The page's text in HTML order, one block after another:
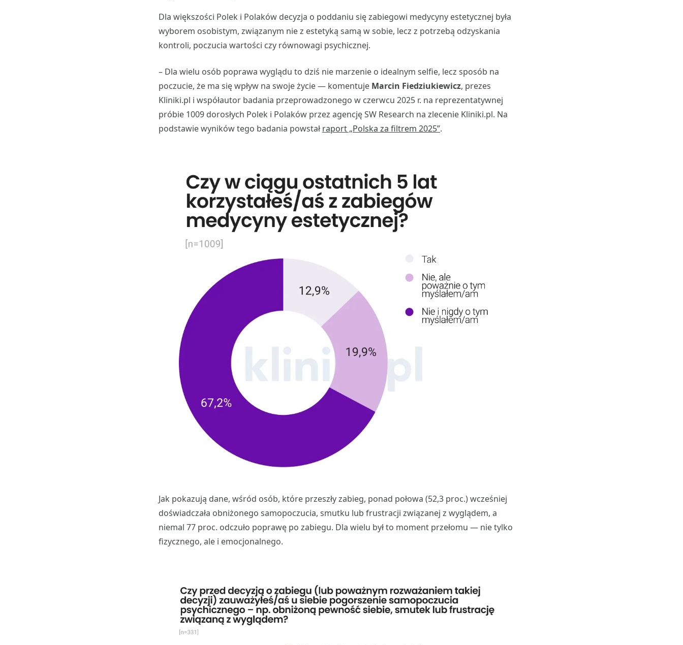
Dla większości Polek i Polaków decyzja o poddaniu się zabiegowi medycyny estetycznej była
wyborem osobistym, związanym nie z estetyką samą w sobie, lecz z potrzebą odzyskania
kontroli, poczucia wartości czy równowagi psychicznej.
– Dla wielu osób poprawa wyglądu to dziś nie marzenie o idealnym selfie, lecz sposób na
poczucie, że ma się wpływ na swoje życie — komentuje Marcin Fiedziukiewicz, prezes
Kliniki.pl i współautor badania przeprowadzonego w czerwcu 2025 r. na reprezentatywnej
próbie 1009 dorosłych Polek i Polaków przez agencję SW Research na zlecenie Kliniki.pl. Na
podstawie wyników tego badania powstał raport „Polska za filtrem 2025”.
Jak pokazują dane, wśród osób, które przeszły zabieg, ponad połowa (52,3 proc.) wcześniej
doświadczała obniżonego samopoczucia, smutku lub frustracji związanej z wyglądem, a
niemal 77 proc. odczuło poprawę po zabiegu. Dla wielu był to moment przełomu — nie tylko
fizycznego, ale i emocjonalnego.